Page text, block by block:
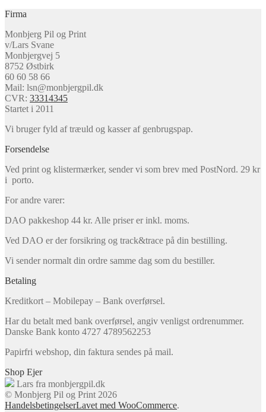
Firma
Monbjerg Pil og Print
v/Lars Svane
Monbjergvej 5
8752 Østbirk
60 60 58 66
Mail: lsn@monbjergpil.dk
CVR: 33314345
Startet i 2011
Vi bruger fyld af træuld og kasser af genbrugspap.
Forsendelse
Ved print og klistermærker, sender vi som brev med PostNord. 29 kr
i porto.
For andre varer:
DAO pakkeshop 44 kr. Alle priser er inkl. moms.
Ved DAO er der forsikring og track&trace på din bestilling.
Vi sender normalt din ordre samme dag som du bestiller.
Betaling
Kreditkort – Mobilepay – Bank overførsel.
Har du betalt med bank overførsel, angiv venligst ordrenummer.
Danske Bank konto 4727 4789562253
Papirfri webshop, din faktura sendes på mail.
Shop Ejer
Lars fra monbjergpil.dk
© Monbjerg Pil og Print 2026
HandelsbetingelserLavet med WooCommerce.